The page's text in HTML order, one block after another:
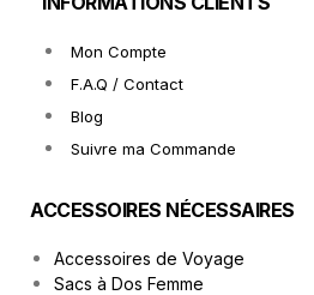
Mon Compte
F.A.Q / Contact
Blog
Suivre ma Commande
ACCESSOIRES NÉCESSAIRES
Accessoires de Voyage
Sacs à Dos Femme